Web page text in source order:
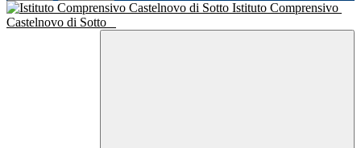
Istituto Comprensivo
Castelnovo di Sotto